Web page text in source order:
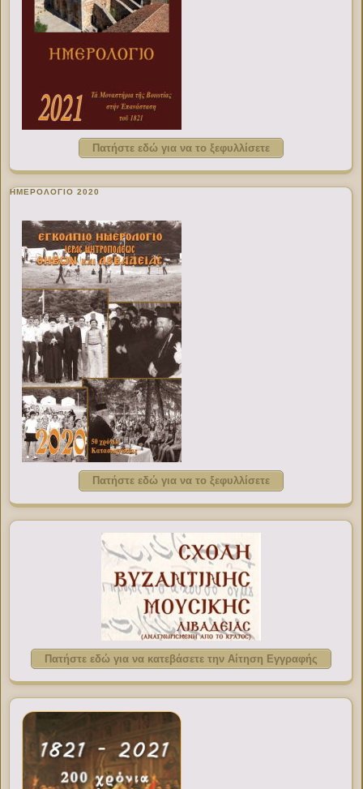
Πατήστε εδώ για να το ξεφυλλίσετε
ΗΜΕΡΟΛΟΓΙΟ 2020
Πατήστε εδώ για να το ξεφυλλίσετε
Πατήστε εδώ για να κατεβάσετε την Αίτηση Εγγραφής